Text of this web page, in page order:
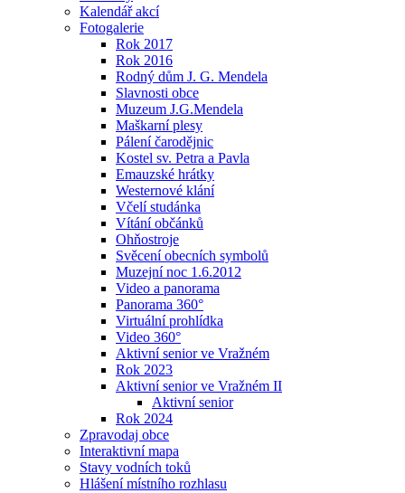
Kalendář akcí
Fotogalerie
Rok 2017
Rok 2016
Rodný dům J. G. Mendela
Slavnosti obce
Muzeum J.G.Mendela
Maškarní plesy
Pálení čarodějnic
Kostel sv. Petra a Pavla
Emauzské hrátky
Westernové klání
Včelí studánka
Vítání občánků
Ohňostroje
Svěcení obecních symbolů
Muzejní noc 1.6.2012
Video a panorama
Panorama 360°
Virtuální prohlídka
Video 360°
Aktivní senior ve Vražném
Rok 2023
Aktivní senior ve Vražném II
Aktivní senior
Rok 2024
Zpravodaj obce
Interaktivní mapa
Stavy vodních toků
Hlášení místního rozhlasu